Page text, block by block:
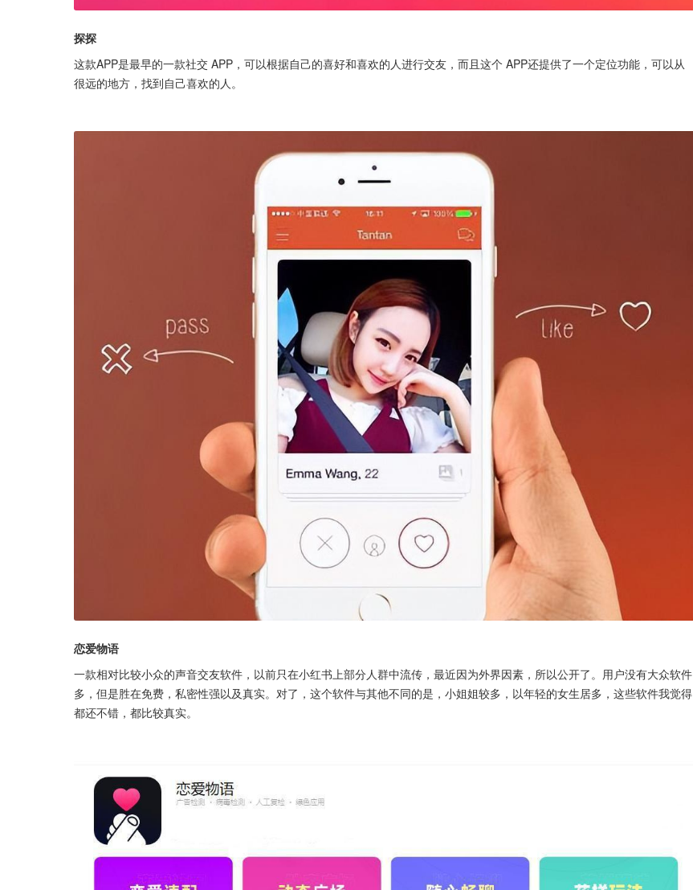
探探
这款APP是最早的一款社交 APP，可以根据自己的喜好和喜欢的人进行交友，而且这个 APP还提供了一个定位功能，可以从
很远的地方，找到自己喜欢的人。
恋爱物语
一款相对比较小众的声音交友软件，以前只在小红书上部分人群中流传，最近因为外界因素，所以公开了。用户没有大众软件
多，但是胜在免费，私密性强以及真实。对了，这个软件与其他不同的是，小姐姐较多，以年轻的女生居多，这些软件我觉得
都还不错，都比较真实。